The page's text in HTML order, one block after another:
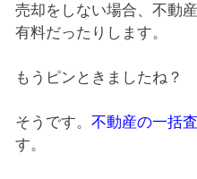
売却をしない場合、不動
有料だったりします。
もうピンときましたね？
そうです。 不動産の一括
す。